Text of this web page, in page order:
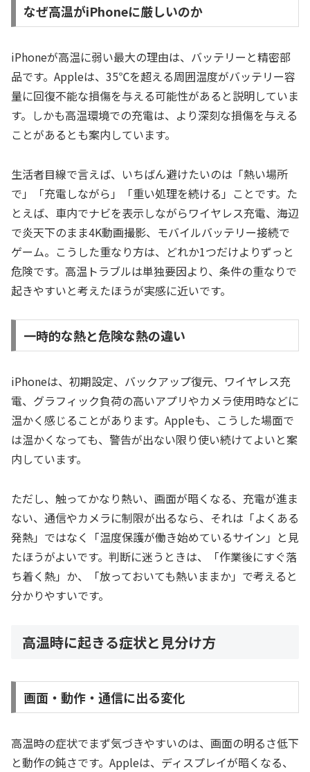
なぜ高温がiPhoneに厳しいのか
iPhoneが高温に弱い最大の理由は、バッテリーと精密部
品です。Appleは、35℃を超える周囲温度がバッテリー容
量に回復不能な損傷を与える可能性があると説明していま
す。しかも高温環境での充電は、より深刻な損傷を与える
ことがあるとも案内しています。
生活者目線で言えば、いちばん避けたいのは「熱い場所
で」「充電しながら」「重い処理を続ける」ことです。た
とえば、車内でナビを表示しながらワイヤレス充電、海辺
で炎天下のまま4K動画撮影、モバイルバッテリー接続で
ゲーム。こうした重なり方は、どれか1つだけよりずっと
危険です。高温トラブルは単独要因より、条件の重なりで
起きやすいと考えたほうが実感に近いです。
一時的な熱と危険な熱の違い
iPhoneは、初期設定、バックアップ復元、ワイヤレス充
電、グラフィック負荷の高いアプリやカメラ使用時などに
温かく感じることがあります。Appleも、こうした場面で
は温かくなっても、警告が出ない限り使い続けてよいと案
内しています。
ただし、触ってかなり熱い、画面が暗くなる、充電が進ま
ない、通信やカメラに制限が出るなら、それは「よくある
発熱」ではなく「温度保護が働き始めているサイン」と見
たほうがよいです。判断に迷うときは、「作業後にすぐ落
ち着く熱」か、「放っておいても熱いままか」で考えると
分かりやすいです。
高温時に起きる症状と見分け方
画面・動作・通信に出る変化
高温時の症状でまず気づきやすいのは、画面の明るさ低下
と動作の鈍さです。Appleは、ディスプレイが暗くなる、